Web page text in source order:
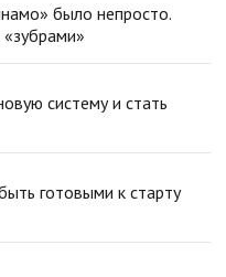
было непросто.
систему и стать
готовыми к старту